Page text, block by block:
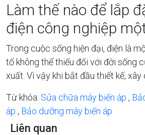
Làm thế nào để lắp
điện công nghiệp
Trong cuộc sống hiện đại, điện là
tố không thể thiếu đối với đời sống
xuất. Vì vậy khi bắt đầu thiết kế,
Từ khóa: Sửa chữa máy biến áp ,
áp , Bảo dưỡng máy biến áp
Liên quan